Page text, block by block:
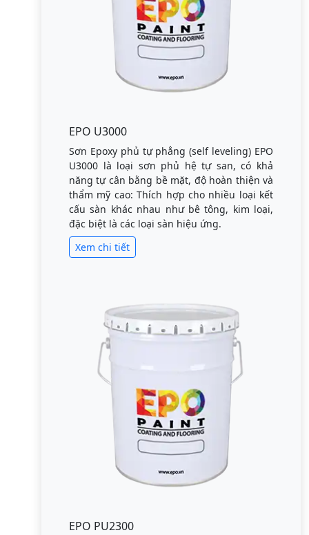
EPO U3000
Sơn Epoxy phủ tự phẳng (self leveling) EPO
U3000 là loại sơn phủ hệ tự san, có khả
năng tự cân bằng bề mặt, độ hoàn thiện và
thẩm mỹ cao: Thích hợp cho nhiều loại kết
cấu sàn khác nhau như bê tông, kim loại,
đặc biệt là các loại sàn hiệu ứng.
Xem chi tiết
EPO PU2300